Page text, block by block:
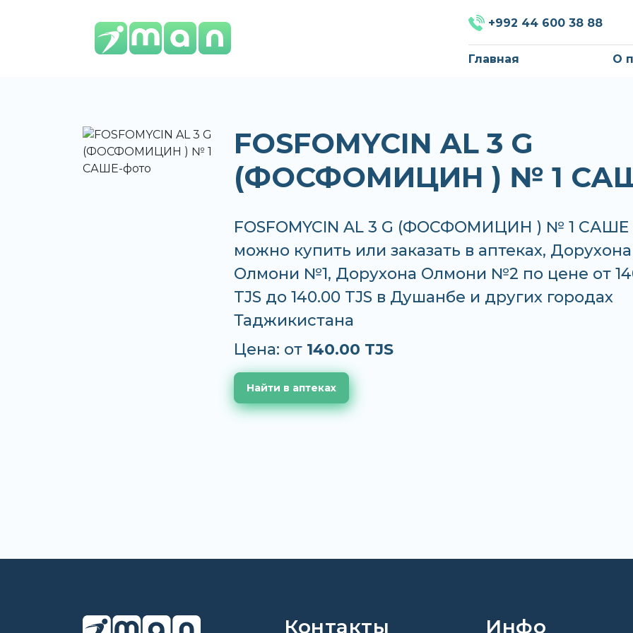
+992 44 600 38 88
Главная О
FOSFOMYCIN AL 3 G
(ФОСФОМИЦИН ) № 1
FOSFOMYCIN AL 3 G (ФОСФОМИЦИН ) № 1 САШЕ
можно купить или заказать в аптеках, Дорухона
Олмони №1, Дорухона Олмони №2 по цене от
TJS до 140.00 TJS в Душанбе и других городах
Таджикистана
Цена: от 140.00 TJS
Найти в аптеках
Контакты Инфо